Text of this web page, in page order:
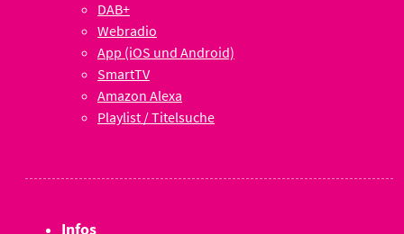
DAB+
Webradio
App (iOS und Android)
SmartTV
Amazon Alexa
Playlist / Titelsuche
Infos